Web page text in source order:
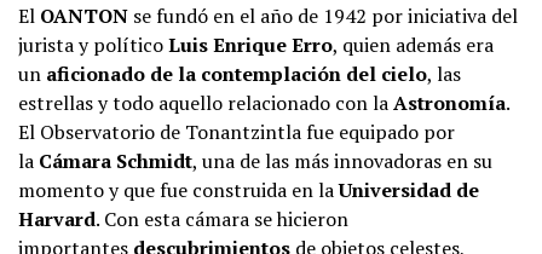
El OANTON se fundó en el año de 1942 por iniciativa del
jurista y políticoLuis Enrique Erro, quien además era
un aficionado de la contemplación del cielo, las
estrellas y todo aquello relacionado con laAstronomía.
El Observatorio de Tonantzintla fue equipado por
la Cámara Schmidt, una de las más innovadoras en su
momento y que fue construida en laUniversidad de
Harvard. Con esta cámara se hicieron
importantes descubrimientos de objetos celestes,